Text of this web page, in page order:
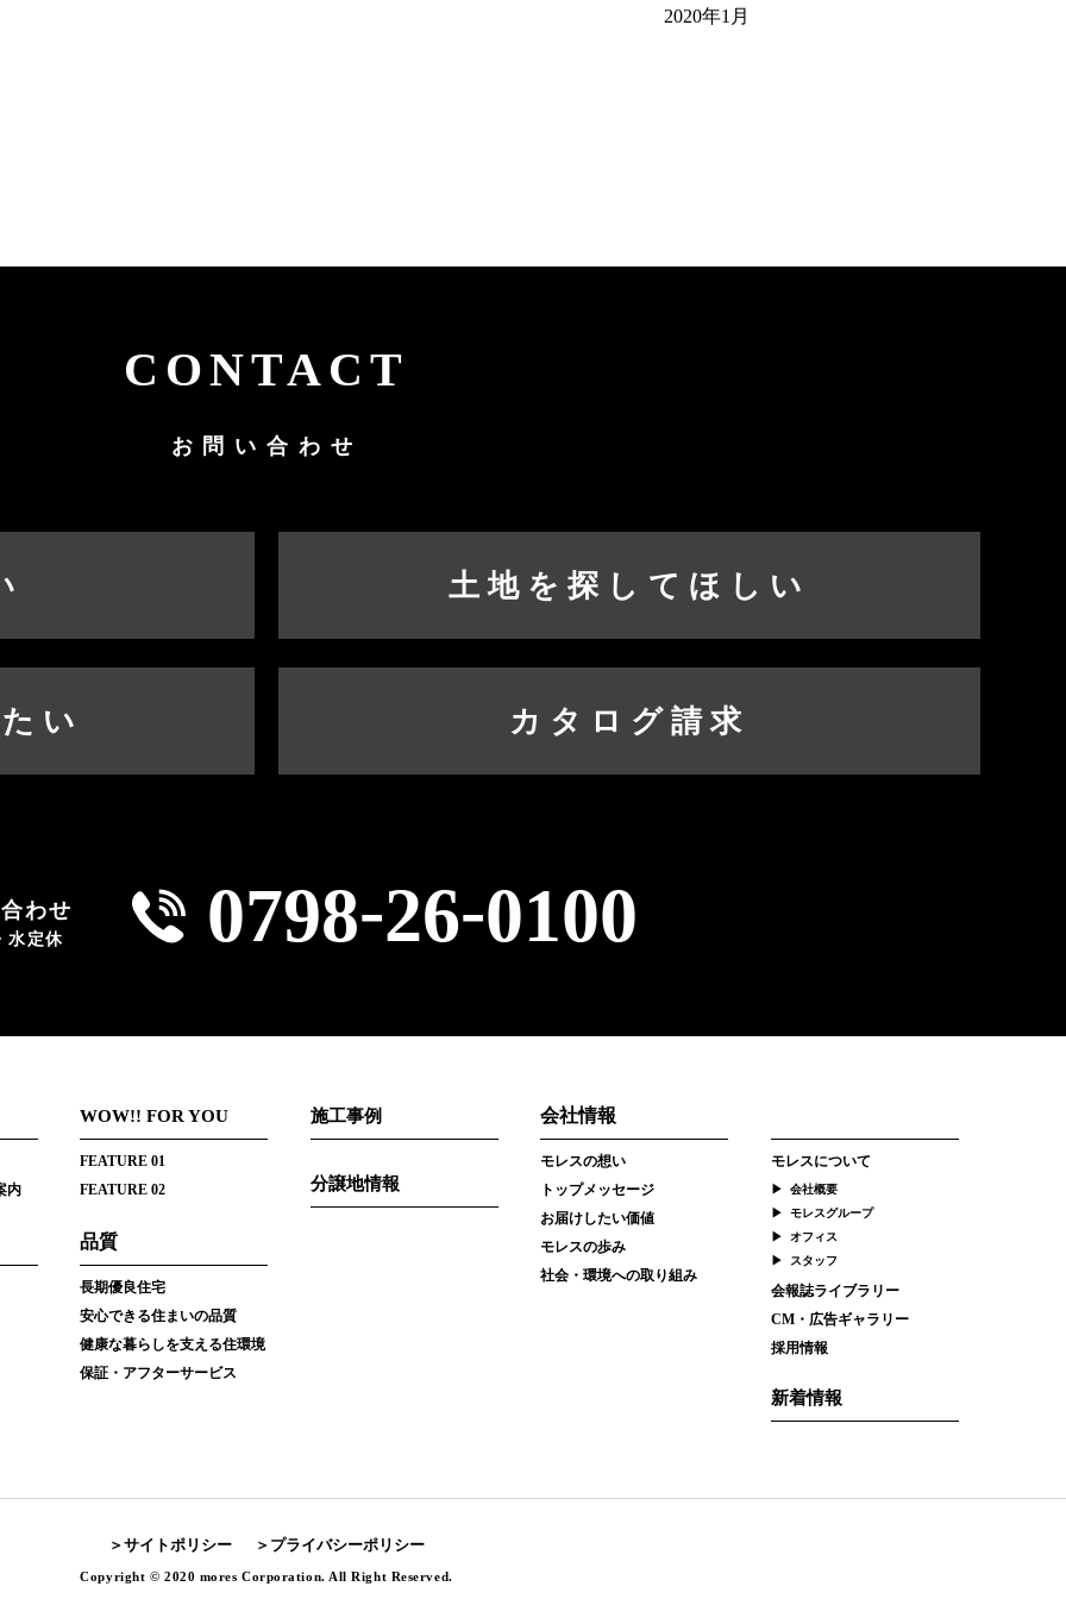
2020年1月
CONTACT
お問い合わせ
土地を探してほしい
い カタログ請求
わせ
水定休 0798-26-0100
内
WOW!! FOR YOU
FEATURE 01
FEATURE 02
品質
長期優良住宅
安心できる住まいの品質
健康な暮らしを支える住環境
保証・アフターサービス
施工事例
分譲地情報
会社情報
モレスの想い
トップメッセージ
お届けしたい価値
モレスの歩み
社会・環境への取り組み
モレスについて
会社概要
モレスグループ
オフィス
スタッフ
会報誌ライブラリー
CM・広告ギャラリー
採用情報
新着情報
サイトポリシー プライバシーポリシー
Copyright © 2020 mores Corporation. All Right Reserved.